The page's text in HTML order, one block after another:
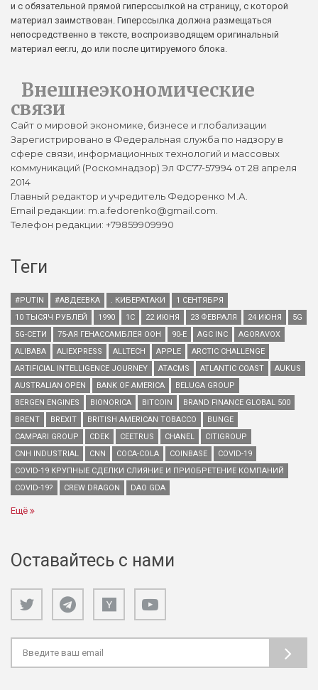
и с обязательной прямой гиперссылкой на страницу, с которой
материал заимствован. Гиперссылка должна размещаться
непосредственно в тексте, воспроизводящем оригинальный
материал eer.ru, до или после цитируемого блока.
Внешнеэкономические
связи
Сайт о мировой экономике, бизнесе и глобализации
Зарегистрировано в Федеральная служба по надзору в
сфере связи, информационных технологий и массовых
коммуникаций (Роскомнадзор) Эл ФС77-57994 от 28 апреля
2014
Главный редактор и учредитель Федоренко М.А.
Email редакции: m.a.fedorenko@gmail.com.
Телефон редакции: +79859909990
Теги
#PUTIN #АВДЕЕВКА . КИБЕРАТАКИ
1 СЕНТЯБРЯ
10 ТЫСЯЧ РУБЛЕЙ
1990 1С 22 ИЮНЯ 23 ФЕВРАЛЯ 24 ИЮНЯ
5G
5G-СЕТИ
75-АЯ ГЕНАССАМБЛЕЯ ООН 90-Е AGC INC
AGORAVOX
ALIBABA
ALIEXPRESS ALLTECH APPLE
ARCTIC CHALLENGE
ARTIFICIAL INTELLIGENCE JOURNEY
ATACMS ATLANTIC COAST
AUKUS
AUSTRALIAN OPEN
BANK OF AMERICA
BELUGA GROUP
BERGEN ENGINES
BIONORICA BITCOIN
BRAND FINANCE GLOBAL 500
BRENT
BREXIT BRITISH AMERICAN TOBACCO
BUNGE
CAMPARI GROUP
CDEK CEETRUS CHANEL
CITIGROUP
CNH INDUSTRIAL
CNN COCA-COLA COINBASE
COVID-19
COVID-19 КРУПНЫЕ СДЕЛКИ СЛИЯНИЕ И ПРИОБРЕТЕНИЕ КОМПАНИЙ
COVID-19?
CREW DRAGON DAO GDA
Ещё
Оставайтесь с нами